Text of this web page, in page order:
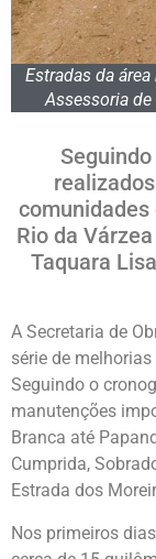
Estradas da
Assessoria
comunidades
Rio da
Taquara
A Secretaria de
série de
Seguindo o
manutenções
Branca até
Cumprida,
Estrada dos
Nos primeiros